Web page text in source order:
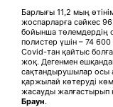
Барлығы 11,2 мың
жоспарларға сәйкес
бойынша төлемдердің
полистер үшін – 74 600
Covid-тан қайтыс
жоқ. Дегенмен
сақтандырушылар осы
қаржылай көтеруді
жасауды жалғастырып
Браун.